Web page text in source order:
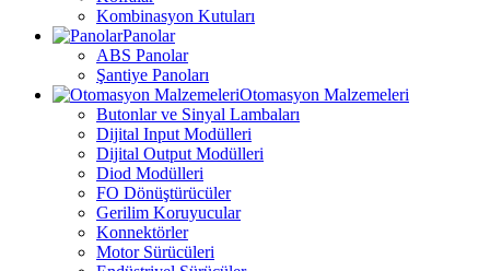
Kombinasyon Kutuları
Panolar
ABS Panolar
Şantiye Panoları
Otomasyon Malzemeleri
Butonlar ve Sinyal Lambaları
Dijital Input Modülleri
Dijital Output Modülleri
Diod Modülleri
FO Dönüştürücüler
Gerilim Koruyucular
Konnektörler
Motor Sürücüleri